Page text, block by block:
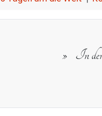
In der